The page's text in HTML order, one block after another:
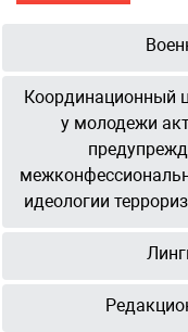
Координационный
у молодежи
идеологии